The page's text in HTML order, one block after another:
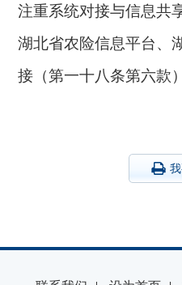
注重系统对接与信息共
湖北省农险信息平台、
接（第一十八条第六款